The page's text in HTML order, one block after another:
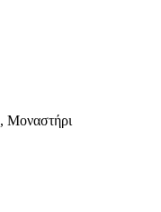
Μοναστήρι